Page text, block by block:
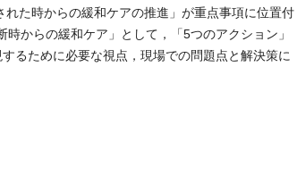
た時からの緩和ケアの推進」が重点事項に位置付
からの緩和ケア」として，「5つのアクション」
るために必要な視点，現場での問題点と解決策に